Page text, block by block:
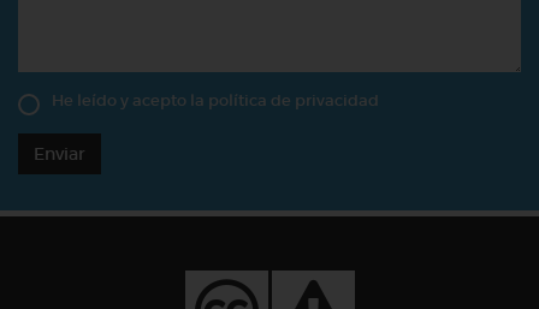
He leído y acepto la política de privacidad
Enviar